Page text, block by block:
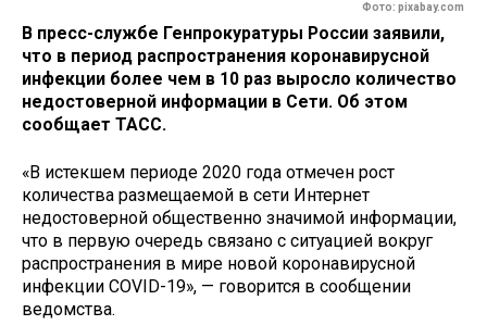
Фото: pixabay.com
В пресс-службе Генпрокуратуры России заявили,
что в период распространения коронавирусной
инфекции более чем в 10 раз выросло количество
недостоверной информации в Сети. Об этом
сообщает ТАСС.
«В истекшем периоде 2020 года отмечен рост
количества размещаемой в сети Интернет
недостоверной общественно значимой информации,
что в первую очередь связано с ситуацией вокруг
распространения в мире новой коронавирусной
инфекции COVID-19», — говорится в сообщении
ведомства.